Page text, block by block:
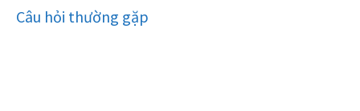
Câu hỏi thường gặp